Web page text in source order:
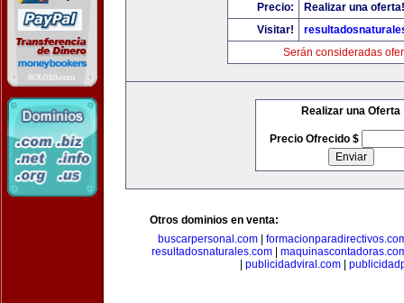
Precio:
Realizar una oferta!
Visitar!
Serán consideradas
Realizar una Oferta
Precio Ofrecido $
Otros dominios en venta:
buscarpersonal.com|
resultadosnaturales.com|
publicidadviral.com